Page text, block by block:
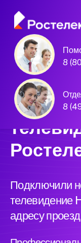
8
8
Единая
нового
Подключили
телевидение
адресу